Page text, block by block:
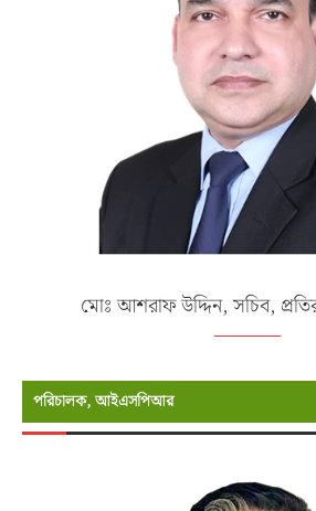
মোঃ আশরাফ উদ্দিন, সচিব,
পরিচালক, আইএসপিআর